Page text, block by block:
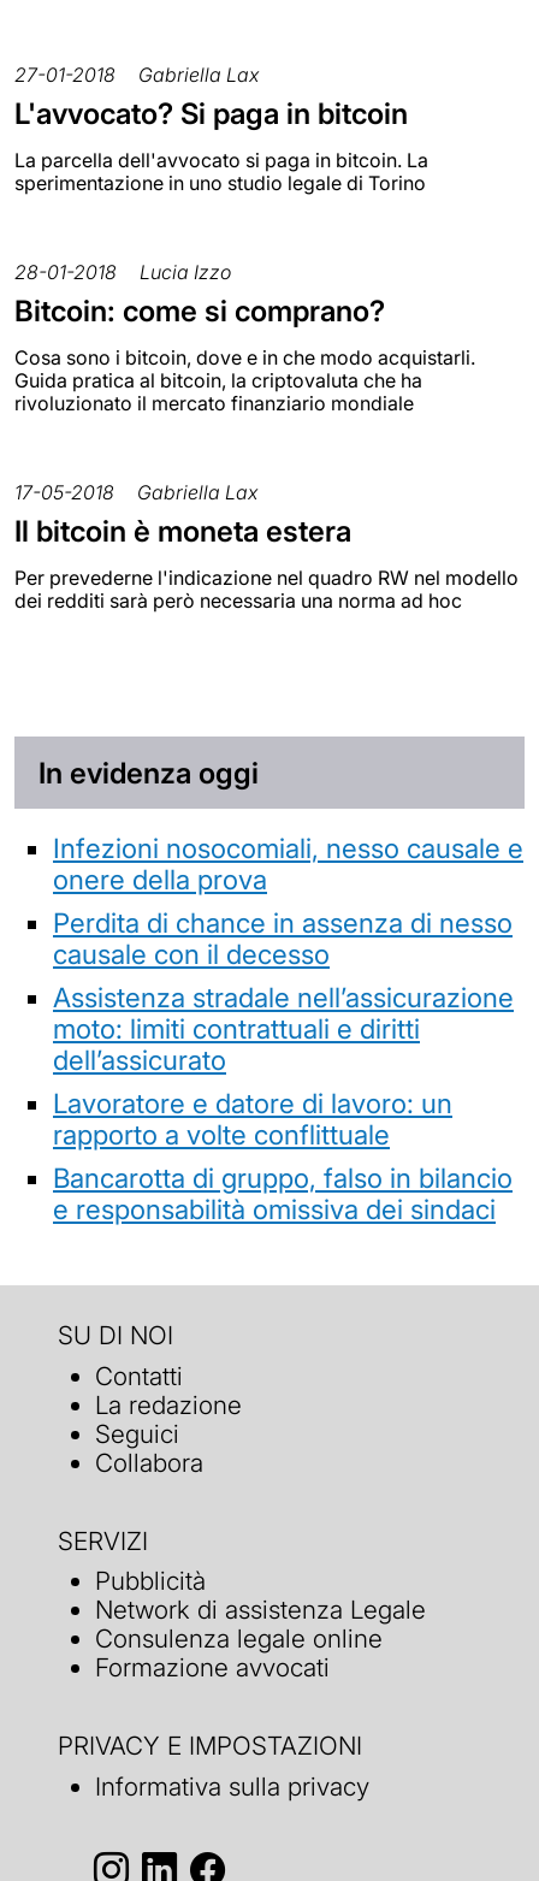
27-01-2018 Gabriella Lax
L'avvocato? Si paga in bitcoin
La parcella dell'avvocato si paga in bitcoin. La
sperimentazione in uno studio legale di Torino
28-01-2018 Lucia Izzo
Bitcoin: come si comprano?
Cosa sono i bitcoin, dove e in che modo acquistarli.
Guida pratica al bitcoin, la criptovaluta che ha
rivoluzionato il mercato finanziario mondiale
17-05-2018 Gabriella Lax
Il bitcoin è moneta estera
Per prevederne l'indicazione nel quadro RW nel modello
dei redditi sarà però necessaria una norma ad hoc
In evidenza oggi
Infezioni nosocomiali, nesso causale e
onere della prova
Perdita di chance in assenza di nesso
causale con il decesso
Assistenza stradale nell’assicurazione
moto: limiti contrattuali e diritti
dell’assicurato
Lavoratore e datore di lavoro: un
rapporto a volte conflittuale
Bancarotta di gruppo, falso in bilancio
e responsabilità omissiva dei sindaci
SU DI NOI
Contatti
La redazione
Seguici
Collabora
SERVIZI
Pubblicità
Network di assistenza Legale
Consulenza legale online
Formazione avvocati
PRIVACY E IMPOSTAZIONI
Informativa sulla privacy